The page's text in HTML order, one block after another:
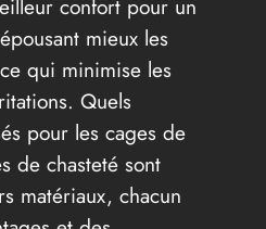
confort pour un
mieux les
qui minimise les
Quels
pour les cages de
de chasteté sont
matériaux, chacun